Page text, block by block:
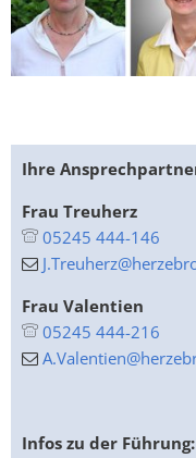
Ihre
Frau Treuherz
05245 444-146
Frau Valentien
05245 444-216
Infos zu der Führung: